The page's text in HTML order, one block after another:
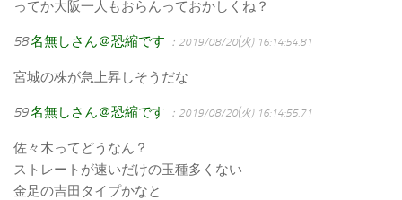
ってか大阪一人もおらんっておかしくね？
58名無しさん＠恐縮です ：2019/08/20(火) 16:14:54.81
宮城の株が急上昇しそうだな
59名無しさん＠恐縮です ：2019/08/20(火) 16:14:55.71
佐々木ってどうなん？
ストレートが速いだけの玉種多くない
金足の吉田タイプかなと